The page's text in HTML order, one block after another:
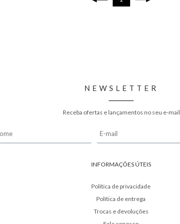
NEWSLETTER
Receba ofertas e lançamentos no seu e-mail
INFORMAÇÕES ÚTEIS
Política de privacidade
Política de entrega
Trocas e devoluções